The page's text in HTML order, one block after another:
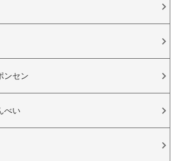
ンセン
べい